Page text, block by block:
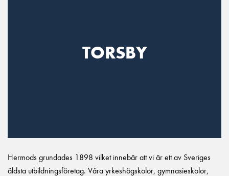
TORSBY
Hermods grundades 1898 vilket innebär att vi är ett av Sveriges
äldsta utbildningsföretag. Våra yrkeshögskolor, gymnasieskolor,